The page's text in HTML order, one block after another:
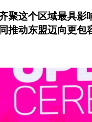
聚这个区域最具影
推动东盟迈向更包